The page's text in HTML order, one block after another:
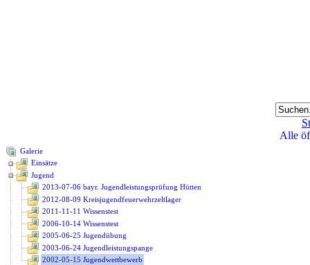
Alle
Galerie
Einsätze
Jugend
2013-07-06 bayr. Jugendleistungsprüfung Hütten
2012-08-09 Kreisjugendfeuerwehrzeltlager
2011-11-11 Wissenstest
2006-10-14 Wissenstest
2005-06-25 Jugendübung
2003-06-24 Jugendleistungspange
2002-05-15 Jugendwettbewerb